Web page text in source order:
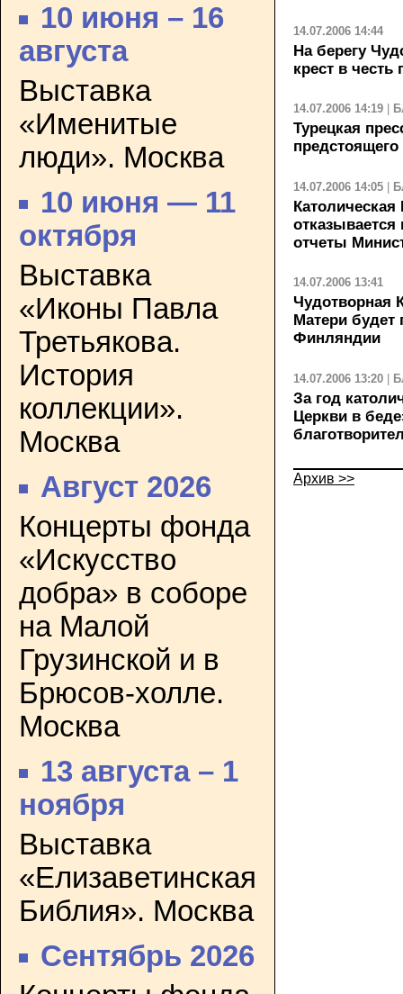
10 июня – 16
августа
Выставка
«Именитые
люди». Москва
10 июня — 11
октября
Выставка
«Иконы Павла
Третьякова.
История
коллекции».
Москва
Август 2026
Концерты фонда
«Искусство
добра» в соборе
на Малой
Грузинской и в
Брюсов-холле.
Москва
13 августа – 1
ноября
Выставка
«Елизаветинская
Библия». Москва
Сентябрь 2026
14.07.2006 14:44
На берегу
крест в
14.07.2006 14:19
Турецкая
предстоящего
14.07.2006 14:05
отчеты
14.07.2006 13:41
Чудотворная
Матери будет
Финляндии
14.07.2006 13:20
За год
Церкви в
Архив >>